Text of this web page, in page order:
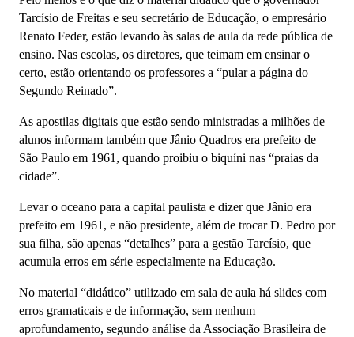
Tarcísio de Freitas e seu secretário de Educação, o empresário
Renato Feder, estão levando às salas de aula da rede pública de
ensino. Nas escolas, os diretores, que teimam em ensinar o
certo, estão orientando os professores a “pular a página do
Segundo Reinado”.
As apostilas digitais que estão sendo ministradas a milhões de
alunos informam também que Jânio Quadros era prefeito de
São Paulo em 1961, quando proibiu o biquíni nas “praias da
cidade”.
Levar o oceano para a capital paulista e dizer que Jânio era
prefeito em 1961, e não presidente, além de trocar D. Pedro por
sua filha, são apenas “detalhes” para a gestão Tarcísio, que
acumula erros em série especialmente na Educação.
No material “didático” utilizado em sala de aula há slides com
erros gramaticais e de informação, sem nenhum
aprofundamento, segundo análise da Associação Brasileira de